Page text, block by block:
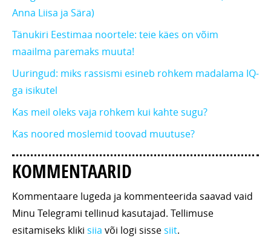
Anna Liisa ja Sära)
Tänukiri Eestimaa noortele: teie käes on võim
maailma paremaks muuta!
Uuringud: miks rassismi esineb rohkem madalama IQ-
ga isikutel
Kas meil oleks vaja rohkem kui kahte sugu?
Kas noored moslemid toovad muutuse?
KOMMENTAARID
Kommentaare lugeda ja kommenteerida saavad vaid
Minu Telegrami tellinud kasutajad. Tellimuse
esitamiseks kliki siia või logi sissesiit.